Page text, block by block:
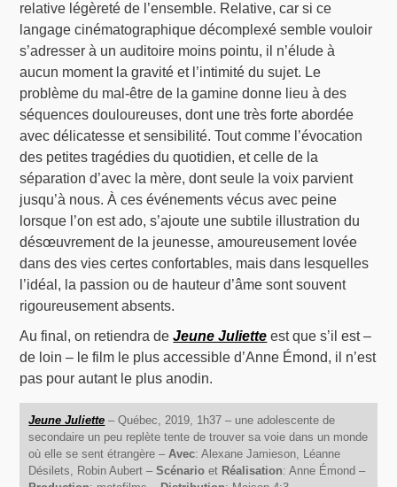
relative légèreté de l’ensemble. Relative, car si ce
langage cinématographique décomplexé semble vouloir
s’adresser à un auditoire moins pointu, il n’élude à
aucun moment la gravité et l’intimité du sujet. Le
problème du mal-être de la gamine donne lieu à des
séquences douloureuses, dont une très forte abordée
avec délicatesse et sensibilité. Tout comme l’évocation
des petites tragédies du quotidien, et celle de la
séparation d’avec la mère, dont seule la voix parvient
jusqu’à nous. À ces événements vécus avec peine
lorsque l’on est ado, s’ajoute une subtile illustration du
désœuvrement de la jeunesse, amoureusement lovée
dans des vies certes confortables, mais dans lesquelles
l’idéal, la passion ou de hauteur d’âme sont souvent
rigoureusement absents.
Au final, on retiendra deJeune Juliette est que s’il est –
de loin – le film le plus accessible d’Anne Émond, il n’est
pas pour autant le plus anodin.
Jeune Juliette – Québec, 2019, 1h37 – une adolescente de
secondaire un peu replète tente de trouver sa voie dans un monde
où elle se sent étrangère –Avec: Alexane Jamieson, Léanne
Désilets, Robin Aubert –Scénario et Réalisation: Anne Émond –